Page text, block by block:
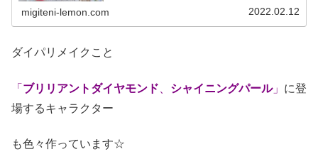
migiteni-lemon.com 2022.02.12
ダイパリメイクこと
「 ブリリアントダイヤモンド シャイニングパール」 に登
場するキャラクター
も色々作っています☆